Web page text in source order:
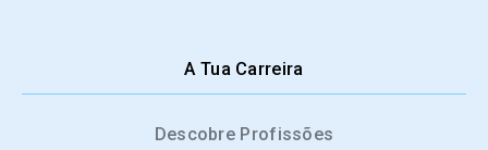
A Tua Carreira
Descobre Profissões